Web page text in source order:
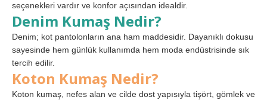
seçenekleri vardır ve konfor açısından idealdir.
Denim Kumaş Nedir?
Denim; kot pantolonların ana ham maddesidir. Dayanıklı dokusu
sayesinde hem günlük kullanımda hem moda endüstrisinde sık
tercih edilir.
Koton Kumaş Nedir?
Koton kumaş, nefes alan ve cilde dost yapısıyla tişört, gömlek ve